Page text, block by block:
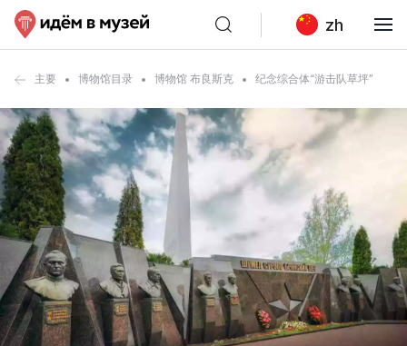
zh
主要 博物馆目录 博物馆 布良斯克 纪念综合体“游击队草坪”